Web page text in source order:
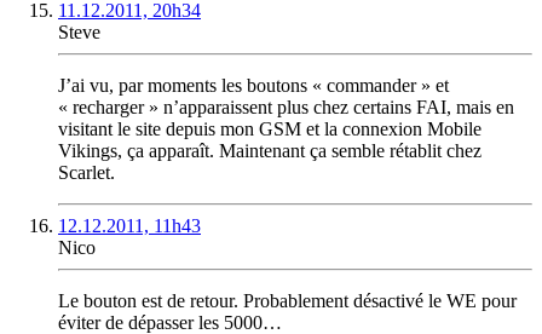
11.12.2011, 20h34
Steve
J’ai vu, par moments les boutons « commander » et
« recharger » n’apparaissent plus chez certains FAI, mais en
visitant le site depuis mon GSM et la connexion Mobile
Vikings, ça apparaît. Maintenant ça semble rétablit chez
Scarlet.
12.12.2011, 11h43
Nico
Le bouton est de retour. Probablement désactivé le WE pour
éviter de dépasser les 5000…